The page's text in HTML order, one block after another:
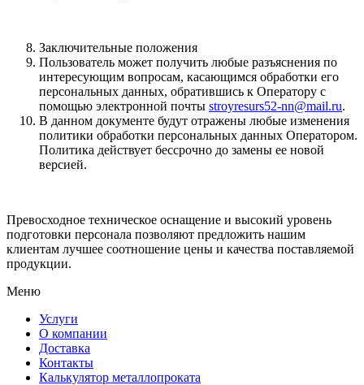
Заключительные положения
Пользователь может получить любые разъяснения по
интересующим вопросам, касающимся обработки его
персональных данных, обратившись к Оператору с
помощью электронной почты stroyresurs52-nn@mail.ru.
В данном документе будут отражены любые изменения
политики обработки персональных данных Оператором.
Политика действует бессрочно до замены ее новой
версией.
Превосходное техническое оснащение и высокий уровень
подготовки персонала позволяют предложить нашим
клиентам лучшее соотношение цены и качества поставляемой
продукции.
Меню
Услуги
О компании
Доставка
Контакты
Калькулятор металлопроката